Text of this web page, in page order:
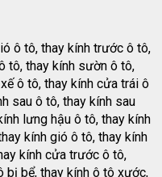
ô tô, thay kính trước ô tô,
tô, thay kính sườn ô tô,
ô tô, thay kính cửa trái ô
sau ô tô, thay kính sau
lưng hậu ô tô, thay kính
kính gió ô tô, thay kính
kính cửa trước ô tô,
bị bể, thay kính ô tô xước,